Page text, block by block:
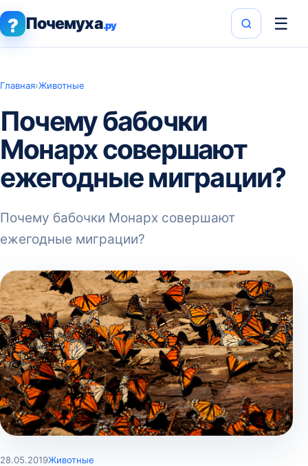
? Почемуха.ру ☰
Главная›Животные
Почему бабочки
Монарх совершают
ежегодные миграции?
Почему бабочки Монарх совершают
ежегодные миграции?
28.05.2019Животные